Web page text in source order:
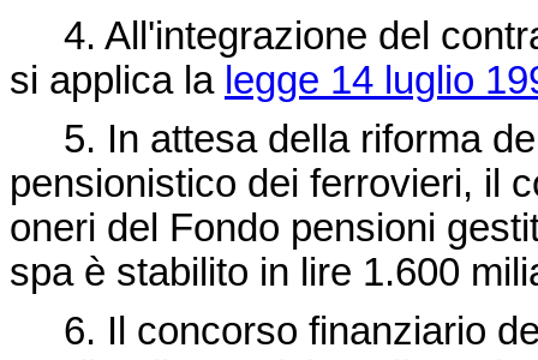
4. All'integrazione del
si applica la legge 14 luglio
5. In attesa della riforma
pensionistico dei ferrovieri, il
oneri del Fondo pensioni
spa è stabilito in lire 1.600
6. Il concorso finanziario